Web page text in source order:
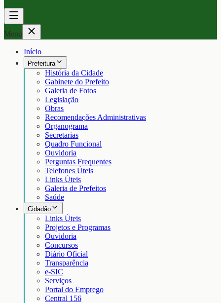
Menu
Início
Prefeitura
História da Cidade
Gabinete do Prefeito
Galeria de Fotos
Legislação
Obras
Recomendações Administrativas
Organograma
Secretarias
Quadro Funcional
Ouvidoria
Perguntas Frequentes
Telefones Úteis
Links Úteis
Galeria de Prefeitos
Saúde
Cidadão
Links Úteis
Projetos e Programas
Ouvidoria
Concursos
Diário Oficial
Transparência
e-SIC
Serviços
Portal do Emprego
Central 156